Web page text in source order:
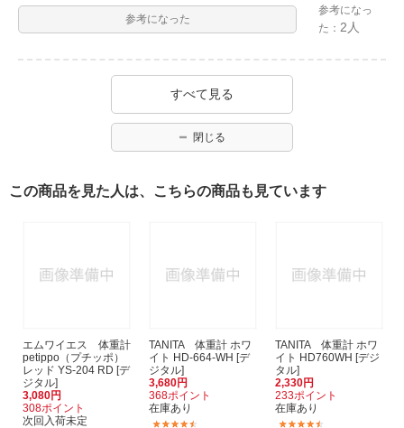
参考になった
参考になっ
た： 2人
すべて見る
閉じる
この商品を見た人は、こちらの商品も見ています
エムワイエス 体重計
petippo（プチッポ）
レッド YS-204 RD [デ
ジタル]
3,080円
308ポイント
次回入荷未定
TANITA 体重計 ホワ
イト HD-664-WH [デ
ジタル]
3,680円
368ポイント
在庫あり
TANITA 体重計 ホワ
イト HD760WH [デジ
タル]
2,330円
233ポイント
在庫あり